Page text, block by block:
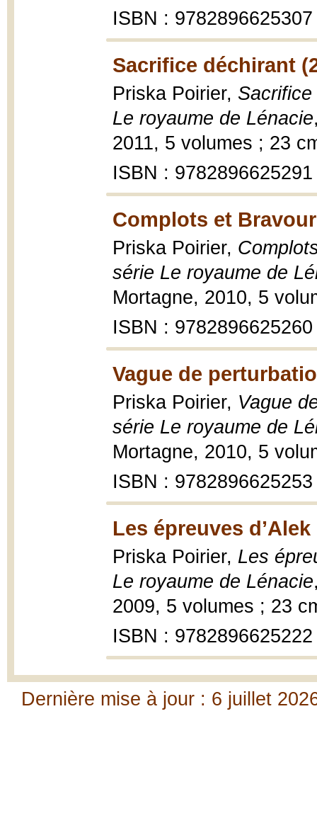
ISBN : 9782896625307
Sacrifice déchirant
Priska Poirier,
Le royaume de Lénacie
2011, 5 volumes ; 23
ISBN : 9782896625291
Complots et
Priska Poirier,
série Le royaume de
Mortagne, 2010, 5
ISBN : 9782896625260
Vague de
Priska Poirier, Vague
série Le royaume de
Mortagne, 2010, 5
ISBN : 9782896625253
Les épreuves d’Alek
Priska Poirier, Les
Le royaume de Lénacie
2009, 5 volumes ; 23
ISBN : 9782896625222
Dernière mise à jour : 6 juillet